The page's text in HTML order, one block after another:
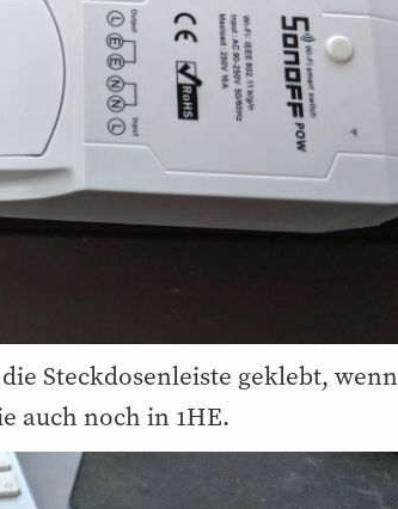
Steckdosenleiste geklebt, wenn
auch noch in 1HE.